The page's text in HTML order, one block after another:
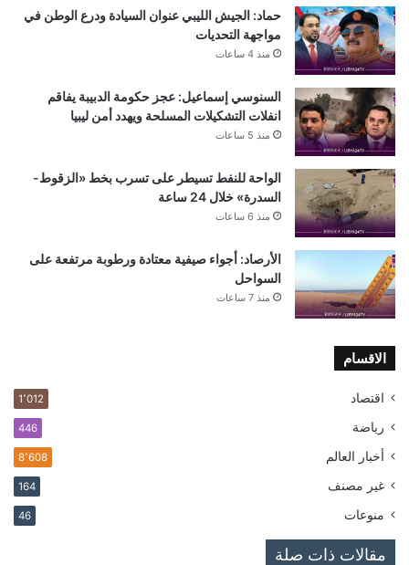
حماد: الجيش الليبي عنوان السيادة ودرع الوطن في
مواجهة التحديات
منذ 4 ساعات
السنوسي إسماعيل: عجز حكومة الدبيبة يفاقم
انفلات التشكيلات المسلحة ويهدد أمن ليبيا
منذ 5 ساعات
الواحة للنفط تسيطر على تسرب بخط «الزقوط-
السدرة» خلال 24 ساعة
منذ 6 ساعات
الأرصاد: أجواء صيفية معتادة ورطوبة مرتفعة على
السواحل
منذ 7 ساعات
الاقسام
اقتصاد 1٬012
رياضة 446
أخبار العالم 8٬608
غير مصنف 164
منوعات 46
مقالات ذات صلة